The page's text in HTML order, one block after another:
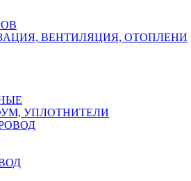
ВЕНТИЛЯЦИЯ, ОТОПЛЕНИ
УПЛОТНИТЕЛИ